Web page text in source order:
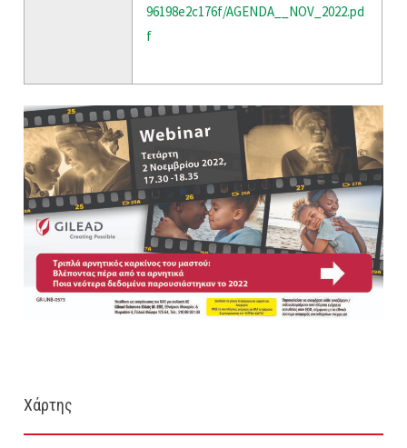
96198e2c176f/AGENDA__NOV_2022.pd
f
Χάρτης